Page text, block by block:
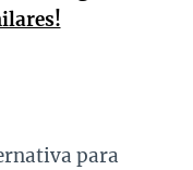
para